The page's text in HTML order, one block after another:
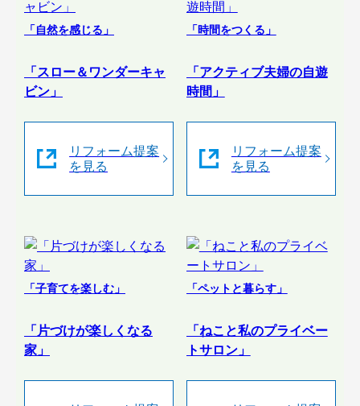
「自然を感じる」
「スロー＆ワンダーキャ
ビン」
リフォーム提案
を見る
「時間をつくる」
「アクティブ夫婦の自遊
時間」
リフォーム提案
を見る
「子育てを楽しむ」
「片づけが楽しくなる
家」
「ペットと暮らす」
「ねこと私のプライベー
トサロン」